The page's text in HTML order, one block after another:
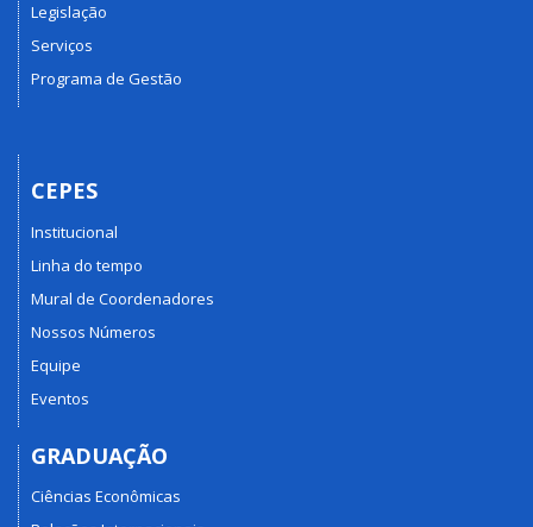
Legislação
Serviços
Programa de Gestão
CEPES
Institucional
Linha do tempo
Mural de Coordenadores
Nossos Números
Equipe
Eventos
GRADUAÇÃO
Ciências Econômicas